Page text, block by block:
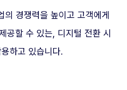
경쟁력을 높이고 고객에게
공할 수 있는, 디지털 전환 시
하고 있습니다.